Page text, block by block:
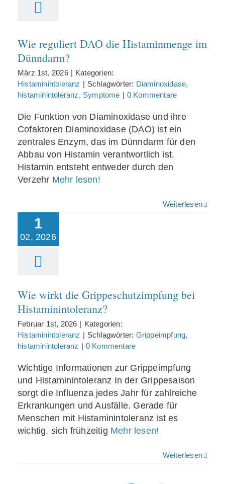
Wie reguliert DAO die Histaminmenge im
Dünndarm?
März 1st, 2026 | Kategorien:
Histaminintoleranz | Schlagwörter: Diaminoxidase,
histaminintoleranz, Symptome | 0 Kommentare
Die Funktion von Diaminoxidase und ihre
Cofaktoren Diaminoxidase (DAO) ist ein
zentrales Enzym, das im Dünndarm für den
Abbau von Histamin verantwortlich ist.
Histamin entsteht entweder durch den
Verzehr Mehr lesen!
Weiterlesen
1
02, 2026
Wie wirkt die Grippeschutzimpfung bei
Histaminintoleranz?
Februar 1st, 2026 | Kategorien:
Histaminintoleranz | Schlagwörter: Grippeimpfung,
histaminintoleranz | 0 Kommentare
Wichtige Informationen zur Grippeimpfung
und Histaminintoleranz In der Grippesaison
sorgt die Influenza jedes Jahr für zahlreiche
Erkrankungen und Ausfälle. Gerade für
Menschen mit Histaminintoleranz ist es
wichtig, sich frühzeitig Mehr lesen!
Weiterlesen